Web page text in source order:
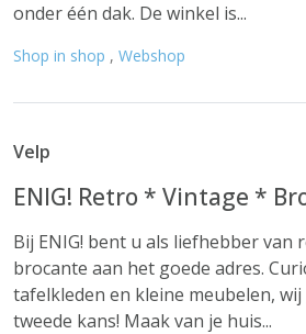
onder één dak. De winkel is...
Shop in shop , Webshop
Velp
ENIG! Retro * Vintage *
Bij ENIG! bent u als liefhebber van
brocante aan het goede adres.
tafelkleden en kleine meubelen, wij
tweede kans! Maak van je huis...